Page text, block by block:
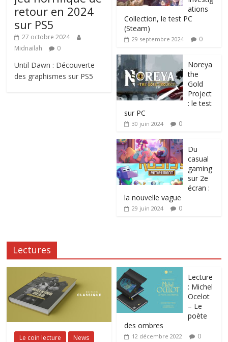
retour en 2024
sur PS5
27 octobre 2024
Midnailah
0
Until Dawn : Découverte
des graphismes sur PS5
ations
Collection, le test PC
(Steam)
29 septembre 2024 0
Noreya
the
Gold
Project
: le test
sur PC
30 juin 2024 0
Du
casual
gaming
sur 2e
écran :
la nouvelle vague
29 juin 2024 0
Lectures
Le coin lecture News
Lecture
: Michel
Ocelot
– Le
poète
des ombres
12 décembre 2022 0